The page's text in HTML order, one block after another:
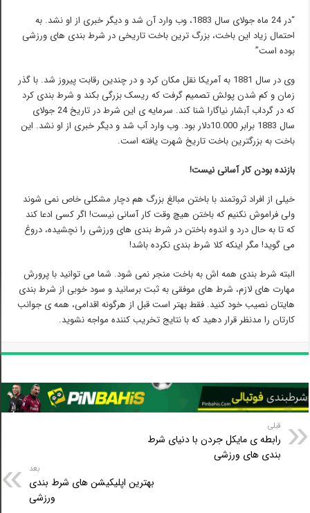
“در 24 ماه جولای سال 1883، وب وارد آن شد و دیگر خبری از او نشد. به
احتمال زیاد این باخت، بزرگ ترین باخت تاریخی در شرط بندی های ورزشی
بوده است”
وی در سال 1881 به آمریکا نقل مکان کرد و در چندین رقابت پیروز شد. با گذر
زمان و کم شدن پولش تصمیم گرفت که ریسک بزرگی بکند و شرط بندی کرد
که در گرداب آبشار نیاگارا شنا کند. سرمایه ی این شرط در تاریخ 24 جولای
سال 1883 برابر 10.000دلار بود. وب وارد آب شد و دیگر خبری از او نشد. این
باخت به بزرگترین باخت تاریخ شهرت یافته است.
بازنده بودن کار آسانی نیست!
خیلی از افراد ثروتمند با باختن مبالغ بزرگ هم دچار مشکلی خاص نمی شوند
ولی فراموش نکنیم که باختن هیچ وقت کار آسانی نیست! اگر کسی ادعا کند
که تا به حال درد و اندوه باختن در شرط بندی های ورزشی را نچشیده، دروغ
می گوید! مگر اینکه کلا شرط بندی نکرده باشد!
البته شرط بندی همه اش به باخت منجر نمی شود. شما می توانید با پرورش
مهارت های لازم، شرط های موفقی به ثبت برسانید و سود خوبی از شرط بندی
هایتان نصیب خود کنید. فقط بهتر است قبل از هرگونه اقدامی، همه ی جوانب
کارتان را مدنظر قرار دهید که با نتایج تخریب کننده مواجه نشوید.
قبلی
رابطه ی مایکل جردن با دنیای شرط
بندی های ورزشی
بهترین اپلیکیشن های شرط بندی
ورزشی